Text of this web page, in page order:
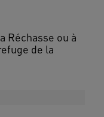
Réchasse ou à
de la